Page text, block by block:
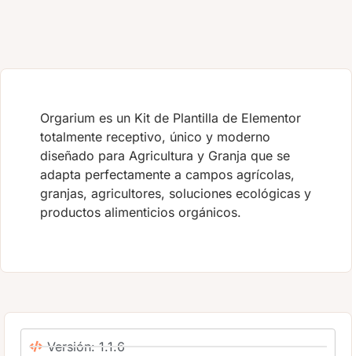
Orgarium es un Kit de Plantilla de Elementor
totalmente receptivo, único y moderno
diseñado para Agricultura y Granja que se
adapta perfectamente a campos agrícolas,
granjas, agricultores, soluciones ecológicas y
productos alimenticios orgánicos.
Versión: 1.1.6